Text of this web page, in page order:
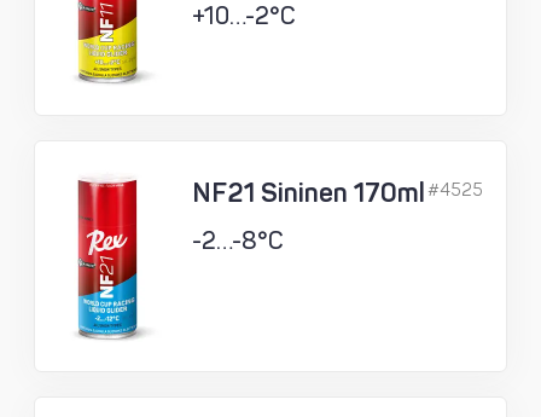
+10…-2°C
NF21 Sininen 170ml
-2…-8°C
#4525